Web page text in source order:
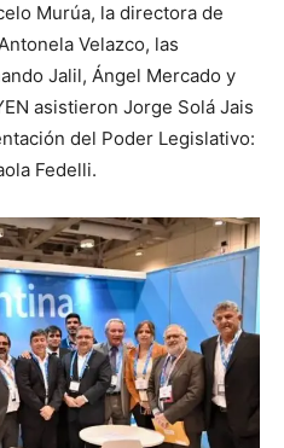
Murúa, la directora de
Velazco, las
Jalil, Ángel Mercado y
asistieron Jorge Solá Jais
del Poder Legislativo:
Fedelli.